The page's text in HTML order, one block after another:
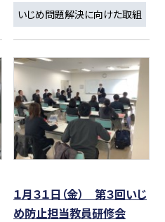
いじめ問題解決に向けた取組
１月３１日（金） 第３回いじ
め防止担当教員研修会